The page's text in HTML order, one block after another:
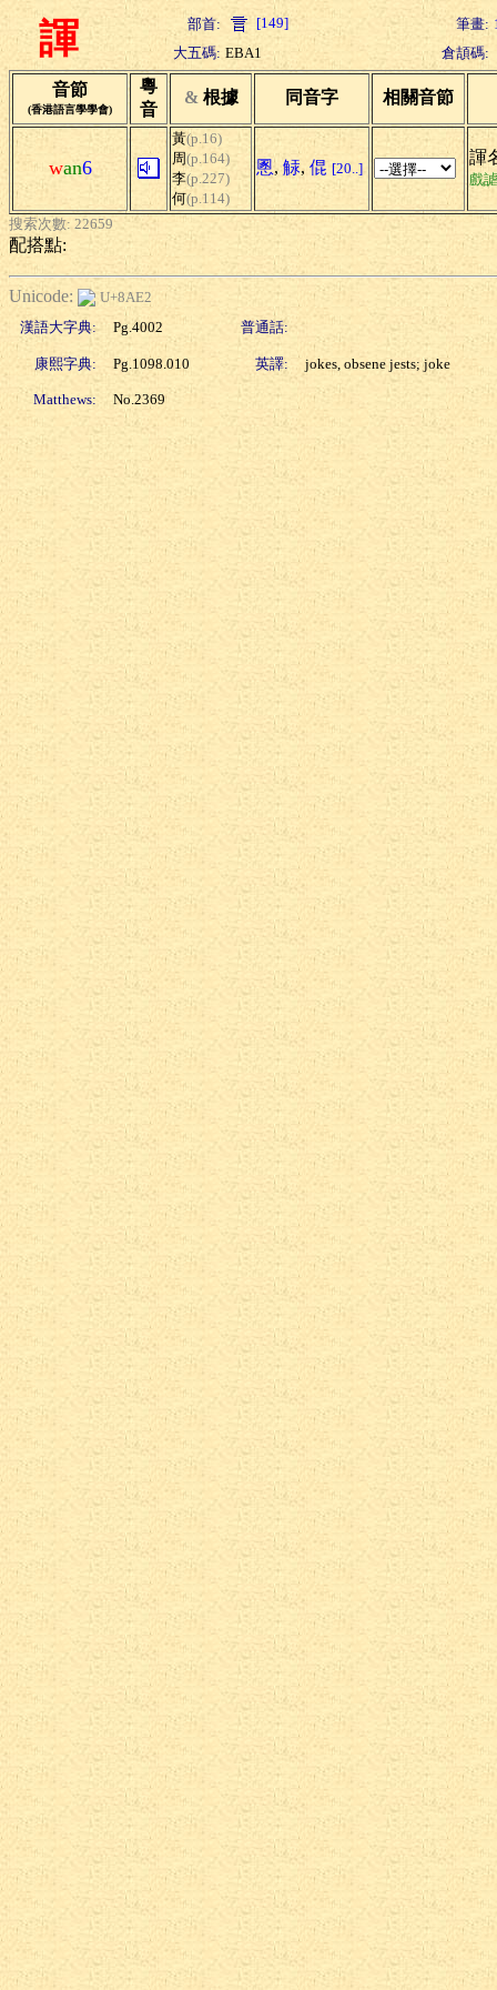
諢 部首: [149] 筆畫:
大五碼: EBA1 倉頡碼:
音節
(香港語言學學會)
粵
音
& 根據 同音字 相關音節
wan6
黃(p.16)
周(p.164)
李(p.227)
何(p.114)
慁, 觨, 倱 [20..]
諢
戲
搜索次數: 22659
配搭點:
Unicode:
U+8AE2
漢語大字典:
Pg.4002 普通話:
康熙字典: Pg.1098.010 英譯: jokes, obsene jests; joke
Matthews: No.2369